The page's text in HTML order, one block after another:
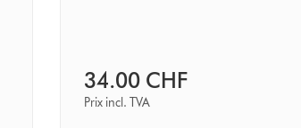
34.00 CHF
Prix incl. TVA